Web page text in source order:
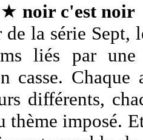
noir c'est noir
la série Sept,
liés par une
casse.
différents,
thème imposé.